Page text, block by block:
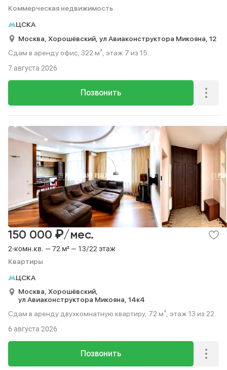
Коммерческая недвижимость
ЦСКА
Москва, Хорошёвский, ул Авиаконструктора Микояна, 12
Сдам в аренду офис, 322 м², этаж 7 из 15.
Позвонить
7 августа 2026
2-комн.кв. — 72 м² — 13/22 этаж
Квартиры
150 000 ₽/мес.
ЦСКА
Москва, Хорошёвский,
ул Авиаконструктора Микояна, 14к4
Сдам в аренду двухкомнатную квартиру, 72 м², этаж 13 из 22.
Позвонить
6 августа 2026